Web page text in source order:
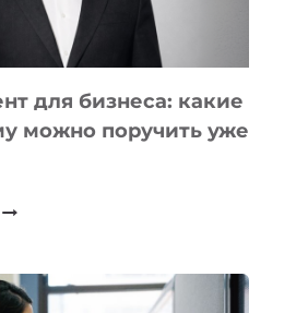
для бизнеса: какие
можно поручить уже
ИИ-